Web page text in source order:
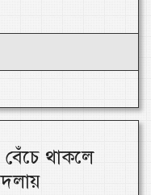
থাকলে